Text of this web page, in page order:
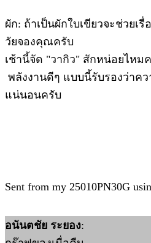
ผัก: ถ้าเป็นผักใบเขียวจะช่วยเ
วัยจองคุณครับ
เช้านี้จัด "วากิว" สักหน่อยไหม
พลังงานดีๆ แบบนี้รับรองว่าค
แน่นอนครับ
Sent from my 25010PN30G
อนันตชัย ระยอง: